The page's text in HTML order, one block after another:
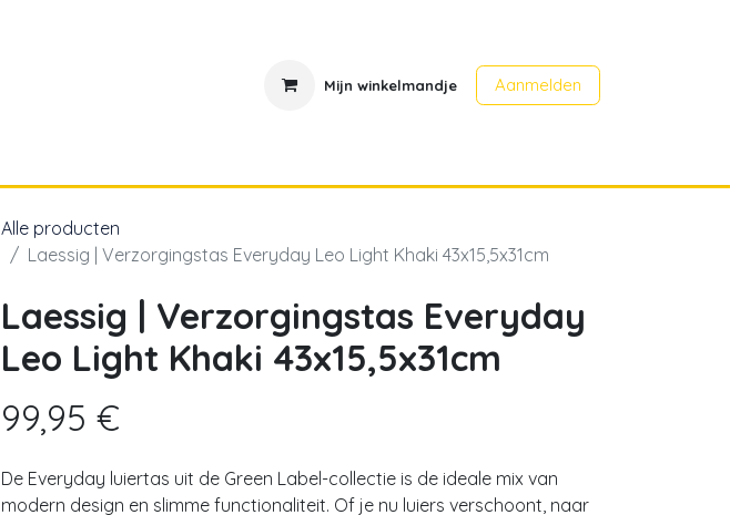
Mijn winkelmandje Aanmelden
Alle producten
Laessig | Verzorgingstas Everyday Leo Light Khaki 43x15,5x31cm
Laessig | Verzorgingstas Everyday
Leo Light Khaki 43x15,5x31cm
99,95 €
De Everyday luiertas uit de Green Label-collectie is de ideale mix van
modern design en slimme functionaliteit. Of je nu luiers verschoont, naar